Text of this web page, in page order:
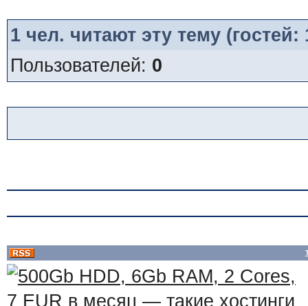
1чел. читают эту тему
Пользователей: 0